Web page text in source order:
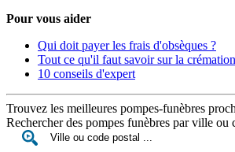
Pour vous aider
Qui doit payer les frais d'obsèques ?
Tout ce qu'il faut savoir sur la crémation
10 conseils d'expert
Trouvez les meilleures pompes-funèbres
Rechercher des pompes funèbres par ville ou